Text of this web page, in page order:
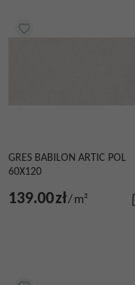
GRES BABILON ARTIC POL
60X120
139.00zł/m²